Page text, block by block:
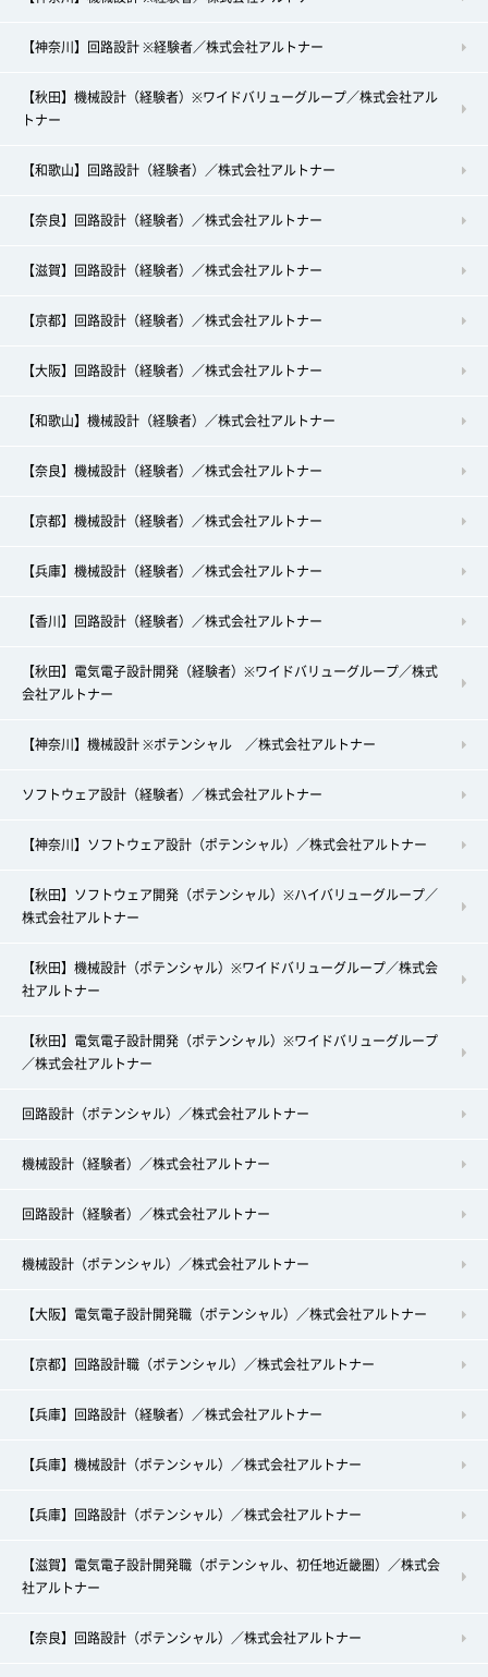
【神奈川】回路設計 ※経験者／株式会社アルトナー
【秋田】機械設計（経験者）※ワイドバリューグループ／株式会社アル
トナー
【和歌山】回路設計（経験者）／株式会社アルトナー
【奈良】回路設計（経験者）／株式会社アルトナー
【滋賀】回路設計（経験者）／株式会社アルトナー
【京都】回路設計（経験者）／株式会社アルトナー
【大阪】回路設計（経験者）／株式会社アルトナー
【和歌山】機械設計（経験者）／株式会社アルトナー
【奈良】機械設計（経験者）／株式会社アルトナー
【京都】機械設計（経験者）／株式会社アルトナー
【兵庫】機械設計（経験者）／株式会社アルトナー
【香川】回路設計（経験者）／株式会社アルトナー
【秋田】電気電子設計開発（経験者）※ワイドバリューグループ／株式
会社アルトナー
【神奈川】機械設計 ※ポテンシャル ／株式会社アルトナー
ソフトウェア設計（経験者）／株式会社アルトナー
【神奈川】ソフトウェア設計（ポテンシャル）／株式会社アルトナー
【秋田】ソフトウェア開発（ポテンシャル）※ハイバリューグループ／
株式会社アルトナー
【秋田】機械設計（ポテンシャル）※ワイドバリューグループ／株式会
社アルトナー
【秋田】電気電子設計開発（ポテンシャル）※ワイドバリューグループ
／株式会社アルトナー
回路設計（ポテンシャル）／株式会社アルトナー
機械設計（経験者）／株式会社アルトナー
回路設計（経験者）／株式会社アルトナー
機械設計（ポテンシャル）／株式会社アルトナー
【大阪】電気電子設計開発職（ポテンシャル）／株式会社アルトナー
【京都】回路設計職（ポテンシャル）／株式会社アルトナー
【兵庫】回路設計（経験者）／株式会社アルトナー
【兵庫】機械設計（ポテンシャル）／株式会社アルトナー
【兵庫】回路設計（ポテンシャル）／株式会社アルトナー
【滋賀】電気電子設計開発職（ポテンシャル、初任地近畿圏）／株式会
社アルトナー
【奈良】回路設計（ポテンシャル）／株式会社アルトナー